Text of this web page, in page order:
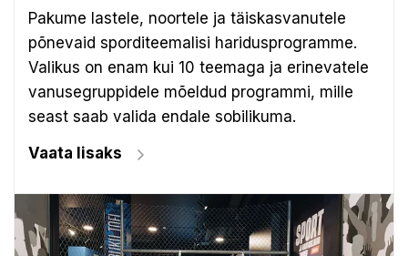
Pakume lastele, noortele ja täiskasvanutele
põnevaid sporditeemalisi haridusprogramme.
Valikus on enam kui 10 teemaga ja erinevatele
vanusegruppidele mõeldud programmi, mille
seast saab valida endale sobilikuma.
Vaata lisaks